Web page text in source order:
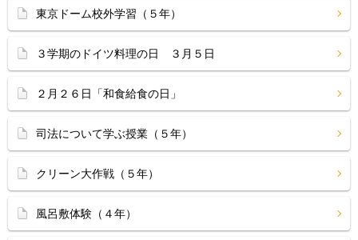
東京ドーム校外学習（５年）
３学期のドイツ料理の日 ３月５日
２月２６日「和食給食の日」
司法について学ぶ授業（５年）
クリーン大作戦（５年）
風呂敷体験（４年）